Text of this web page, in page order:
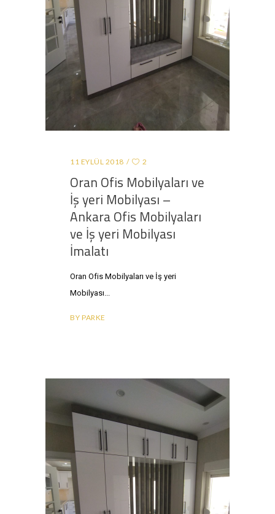
11 EYLÜL 2018 2
Oran Ofis Mobilyaları ve
İş yeri Mobilyası –
Ankara Ofis Mobilyaları
ve İş yeri Mobilyası
İmalatı
Oran Ofis Mobilyaları ve İş yeri
Mobilyası
BY PARKE